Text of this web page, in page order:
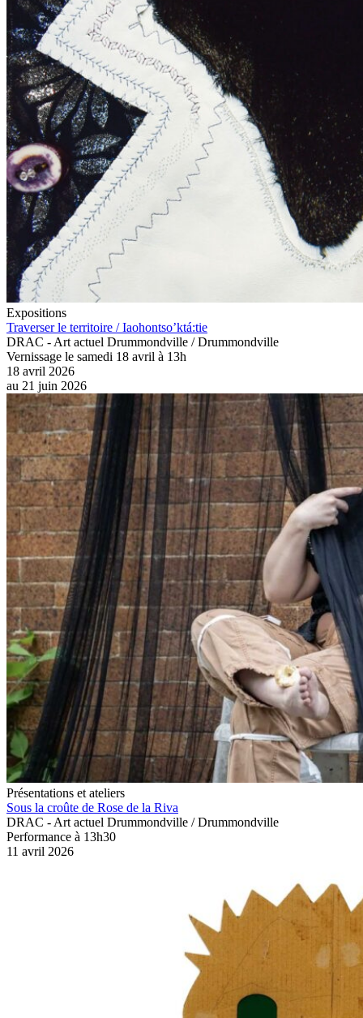
Expositions
Traverser le territoire / Iaohontso’ktá:tie
DRAC - Art actuel Drummondville / Drummondville
Vernissage le samedi 18 avril à 13h
18 avril 2026
au 21 juin 2026
Présentations et ateliers
Sous la croûte de Rose de la Riva
DRAC - Art actuel Drummondville / Drummondville
Performance à 13h30
11 avril 2026